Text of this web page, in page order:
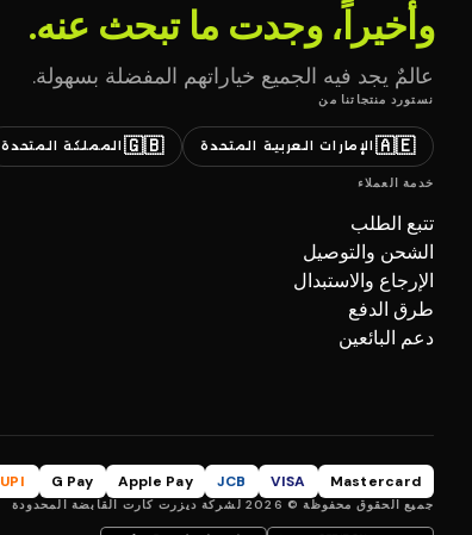
وأخيراً، وجدت ما تبحث عنه.
عالمٌ يجد فيه الجميع خياراتهم المفضلة بسهولة.
نستورد منتجاتنا من
🇦🇪 الإمارات العربية المتحدة 🇬🇧 المملكة المتحدة
خدمة العملاء
تتبع الطلب
الشحن والتوصيل
الإرجاع والاستبدال
طرق الدفع
دعم البائعين
Mastercard
VISA
JCB
Apple Pay
G Pay
UPI
جميع الحقوق محفوظة © 2026 لشركة ديزرت كارت القابضة المحدودة